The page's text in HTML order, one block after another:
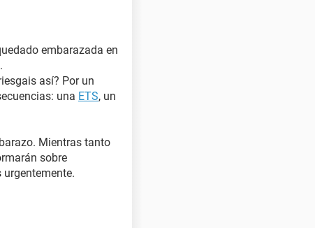
embarazada en
así? Por un
una ETS, un
Mientras tanto
sobre